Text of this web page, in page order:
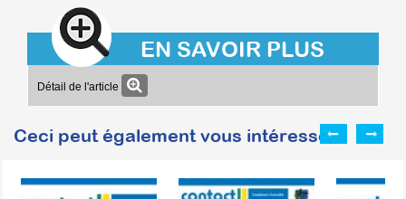
EN SAVOIR PLUS
Détail de l'article
Ceci peut également vous intéresser :